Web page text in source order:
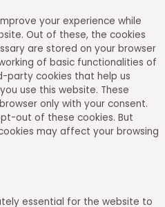
your experience while
Out of these, the cookies
are stored on your browser
of basic functionalities of
party cookies that help us
use this website. These
only with your consent.
out of these cookies. But
may affect your browsing
essential for the website to